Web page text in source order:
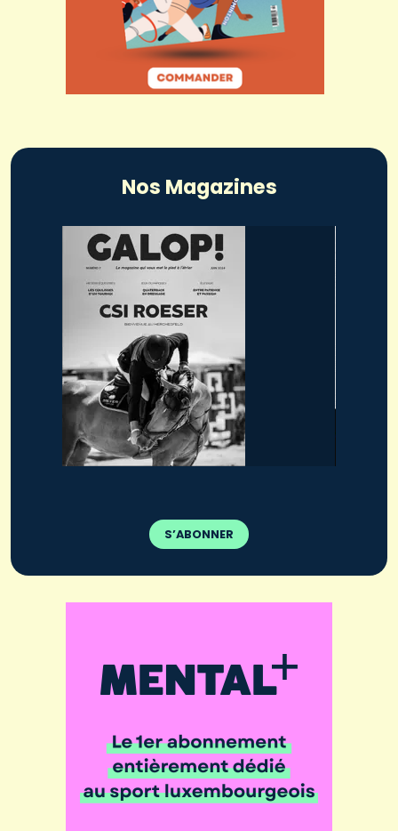
Nos Magazines
S’ABONNER